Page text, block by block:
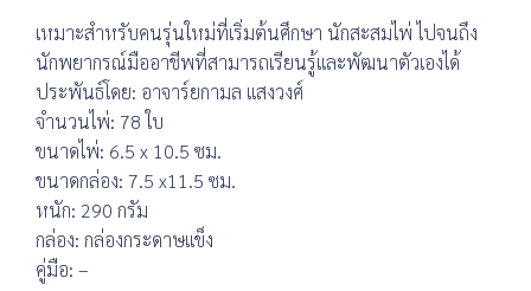
เหมาะสำหรับคนรุ่นใหม่ที่เริ่มต้นศึกษา นักสะสมไพ่ ไปจนถึง
นักพยากรณ์มืออาชีพที่สามารถเรียนรู้และพัฒนาตัวเองได้
ประพันธ์โดย: อาจาร์ยกามล แสงวงศ์
จำนวนไพ่: 78 ใบ
ขนาดไพ่: 6.5 x 10.5 ซม.
ขนาดกล่อง: 7.5 x11.5 ซม.
หนัก: 290 กรัม
กล่อง: กล่องกระดาษแข็ง
คู่มือ: –